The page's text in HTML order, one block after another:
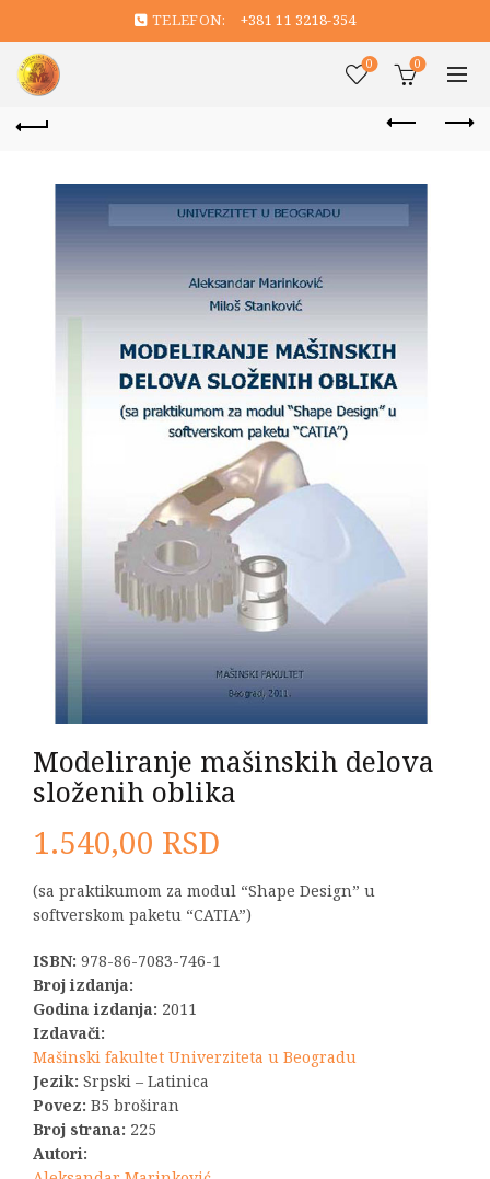
TELEFON: +381 11 3218-354
0 0
Modeliranje mašinskih delova
složenih oblika
1.540,00 RSD
(sa praktikumom za modul “Shape Design” u
softverskom paketu “CATIA”)
ISBN: 978-86-7083-746-1
Broj izdanja:
Godina izdanja: 2011
Izdavači:
Mašinski fakultet Univerziteta u Beogradu
Jezik: Srpski – Latinica
Povez: B5 broširan
Broj strana: 225
Autori: